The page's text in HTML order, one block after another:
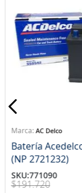
AC Delco
Batería
(NP 2721232)
SKU:771090
$191.720